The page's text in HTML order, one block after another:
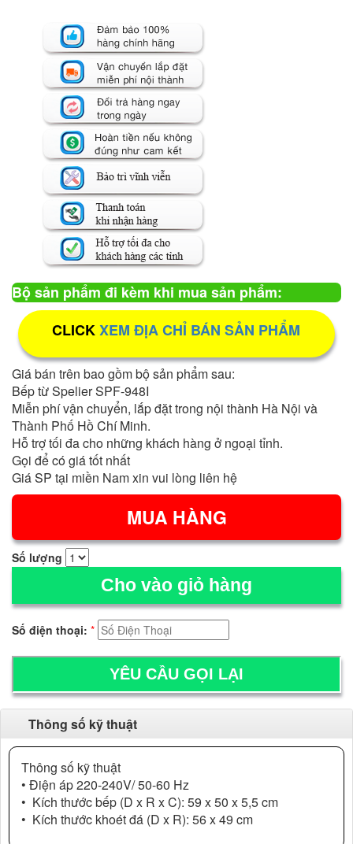
Bộ sản phẩm đi kèm khi mua sản phẩm:
CLICKXEM ĐỊA CHỈ BÁN SẢN PHẨM
Giá bán trên bao gồm bộ sản phẩm sau:
Bếp từ Spelier SPF-948I
Miễn phí vận chuyển, lắp đặt trong nội thành Hà Nội và
Thành Phố Hồ Chí Minh.
Hỗ trợ tối đa cho những khách hàng ở ngoại tỉnh.
Gọi để có giá tốt nhất
Giá SP tại miền Nam xin vui lòng liên hệ
Số lượng
Cho vào giỏ hàng
Số điện thoại: *
Thông số kỹ thuật
Thông số kỹ thuật
• Điện áp 220-240V/ 50-60 Hz
• Kích thước bếp (D x R x C): 59 x 50 x 5,5 cm
• Kích thước khoét đá (D x R): 56 x 49 cm